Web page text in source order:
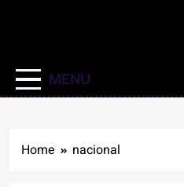
MENU
Home nacional